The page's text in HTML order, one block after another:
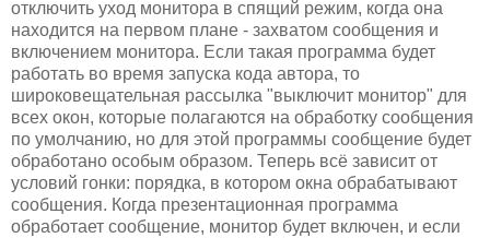
отключить уход монитора в спящий режим, когда она
находится на первом плане - захватом сообщения и
включением монитора. Если такая программа будет
работать во время запуска кода автора, то
широковещательная рассылка "выключит монитор" для
всех окон, которые полагаются на обработку сообщения
по умолчанию, но для этой программы сообщение будет
обработано особым образом. Теперь всё зависит от
условий гонки: порядка, в котором окна обрабатывают
сообщения. Когда презентационная программа
обработает сообщение, монитор будет включен, и если